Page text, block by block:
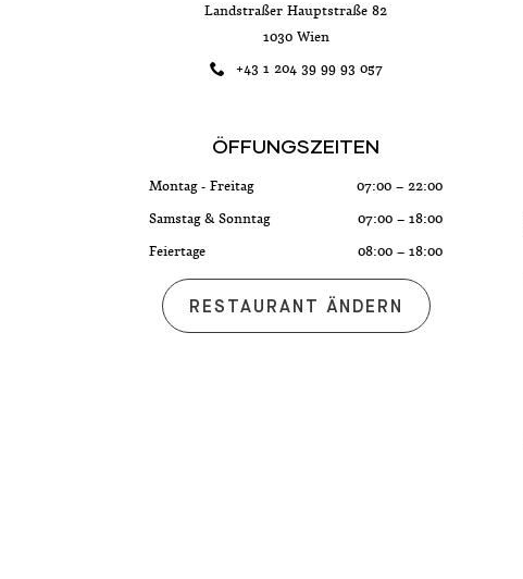
Landstraßer Hauptstraße 82
1030 Wien
+43 1 204 39 99 93 057
ÖFFUNGSZEITEN
Montag - Freitag
07:00 – 22:00
Samstag & Sonntag
07:00 – 18:00
Feiertage
08:00 – 18:00
RESTAURANT ÄNDERN